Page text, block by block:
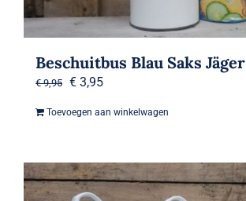
Beschuitbus Blau Saks Jäger
€9,95 Oorspronkelijke
€ 3,95Huidige
Toevoegen aan winkelwagen